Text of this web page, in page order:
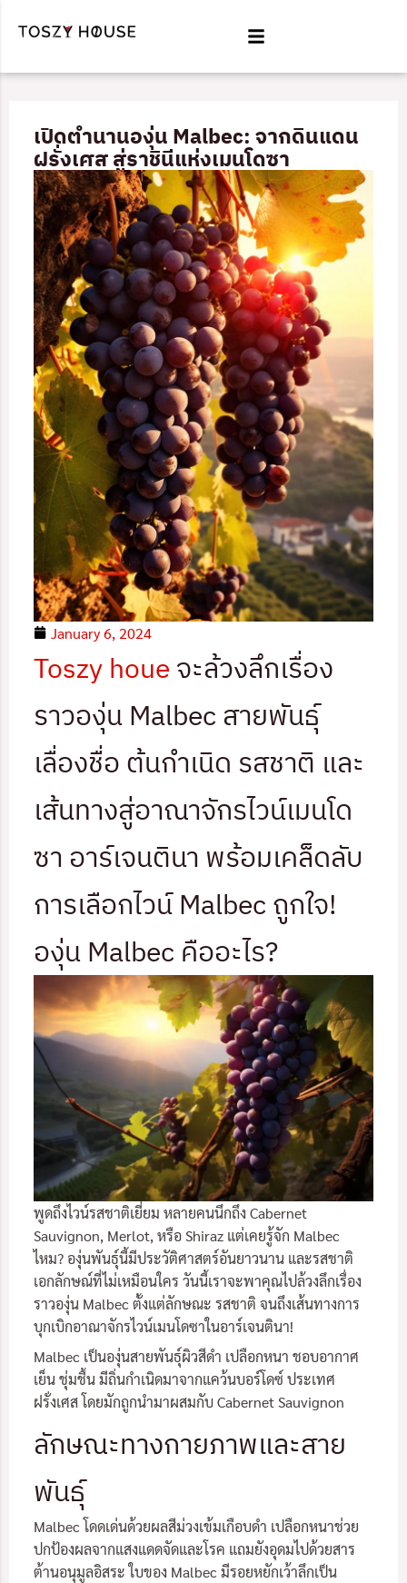
เปิดตำนานองุ่น Malbec: จากดินแดน
ฝรั่งเศส สู่ราชินีแห่งเมนโดซา
January 6, 2024
Toszy houe จะล้วงลึกเรื่อง
ราวองุ่น Malbec สายพันธุ์
เลื่องชื่อ ต้นกำเนิด รสชาติ และ
เส้นทางสู่อาณาจักรไวน์เมนโด
ซา อาร์เจนตินา พร้อมเคล็ดลับ
การเลือกไวน์ Malbec ถูกใจ!
องุ่น Malbec คืออะไร?
พูดถึงไวน์รสชาติเยี่ยม หลายคนนึกถึง Cabernet
Sauvignon, Merlot, หรือ Shiraz แต่เคยรู้จัก Malbec
ไหม? องุ่นพันธุ์นี้มีประวัติศาสตร์อันยาวนาน และรสชาติ
เอกลักษณ์ที่ไม่เหมือนใคร วันนี้เราจะพาคุณไปล้วงลึกเรื่อง
ราวองุ่น Malbec ตั้งแต่ลักษณะ รสชาติ จนถึงเส้นทางการ
บุกเบิกอาณาจักรไวน์เมนโดซาในอาร์เจนตินา!
Malbec เป็นองุ่นสายพันธุ์ผิวสีดำ เปลือกหนา ชอบอากาศ
เย็น ชุ่มชื้น มีถิ่นกำเนิดมาจากแคว้นบอร์โดซ์ ประเทศ
ฝรั่งเศส โดยมักถูกนำมาผสมกับ Cabernet Sauvignon
ลักษณะทางกายภาพและสาย
พันธุ์
Malbec โดดเด่นด้วยผลสีม่วงเข้มเกือบดำ เปลือกหนาช่วย
ปกป้องผลจากแสงแดดจัดและโรค แถมยังอุดมไปด้วยสาร
ต้านอนุมูลอิสระ ใบของ Malbec มีรอยหยักเว้าลึกเป็น